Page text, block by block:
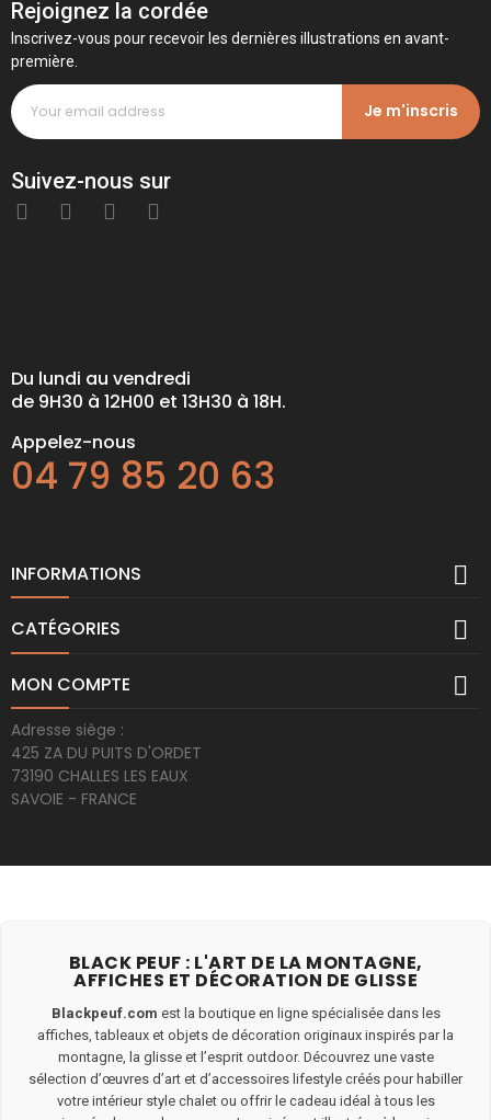
Rejoignez la cordée
Inscrivez-vous pour recevoir les dernières illustrations en avant-
première.
Je m'inscris
Suivez-nous sur
Du lundi au vendredi
de 9H30 à 12H00 et 13H30 à 18H.
Appelez-nous
04 79 85 20 63
INFORMATIONS 
CATÉGORIES 
MON COMPTE 
Adresse siège :
425 ZA DU PUITS D'ORDET
73190 CHALLES LES EAUX
SAVOIE - FRANCE
BLACK PEUF : L'ART DE LA MONTAGNE,
AFFICHES ET DÉCORATION DE GLISSE
Blackpeuf.com est la boutique en ligne spécialisée dans les
affiches, tableaux et objets de décoration originaux inspirés par la
montagne, la glisse et l’esprit outdoor. Découvrez une vaste
sélection d’œuvres d’art et d’accessoires lifestyle créés pour habiller
votre intérieur style chalet ou offrir le cadeau idéal à tous les